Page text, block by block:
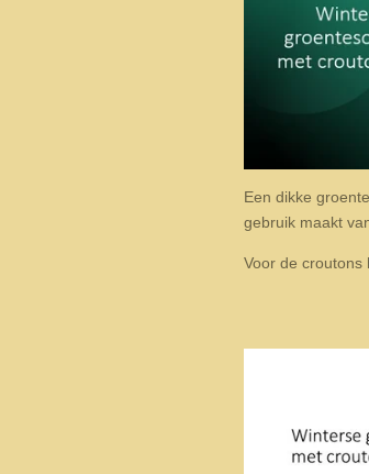
Een dikke
gebruik maakt
Voor de croutons